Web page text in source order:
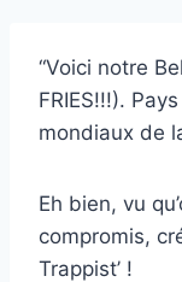
“Voici notre
FRIES!!!).
mondiaux de
Eh bien, vu
compromis,
Trappist’ !